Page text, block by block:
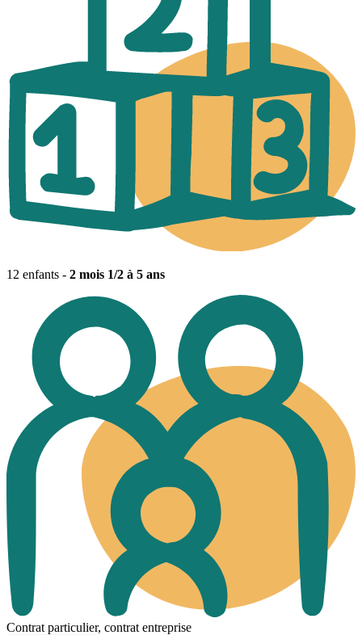
12 enfants - 2 mois 1/2 à 5 ans
Contrat particulier, contrat entreprise